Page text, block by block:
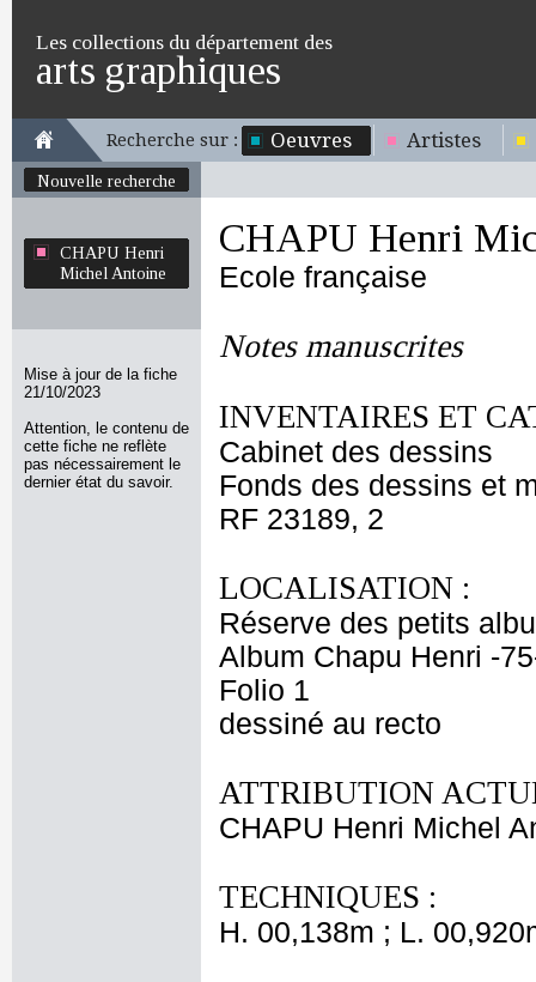
Les collections du département des
arts graphiques
Recherche sur : Oeuvres Artistes
Nouvelle recherche
CHAPU Henri
Michel Antoine
Mise à jour de la fiche
21/10/2023
Attention, le contenu de
cette fiche ne reflète
pas nécessairement le
dernier état du savoir.
CHAPU Henri
Ecole française
Notes manuscrites
INVENTAIRES ET
Cabinet des dessins
Fonds des dessins et
RF 23189, 2
LOCALISATION :
Réserve des petits
Album Chapu Henri -
Folio 1
dessiné au recto
ATTRIBUTION
CHAPU Henri Michel
TECHNIQUES :
H. 00,138m ; L.